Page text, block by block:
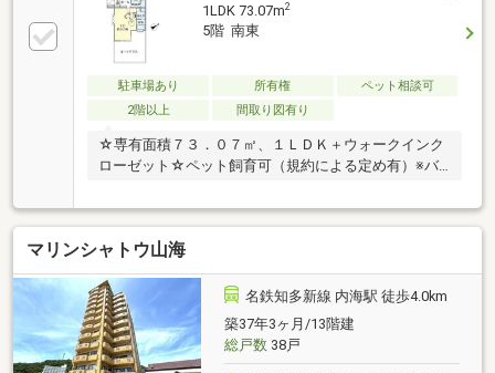
1LDK 73.07m2
5階 南東
駐車場あり 所有権
ペット相談可
2階以上
間取り図有り
☆専有面積７３．０７㎡、１ＬＤＫ＋ウォークインク
ローゼット☆ペット飼育可（規約による定め有）※バ
マリンシャトウ山海
名鉄知多新線 内海駅 徒歩4.0km
築37年3ヶ月/13階建
総戸数38戸